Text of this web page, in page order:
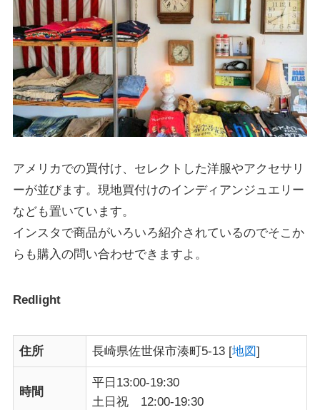
アメリカでの買付け、セレクトした洋服やアクセサリ
ーが並びます。現地買付けのインディアンジュエリー
なども置いています。
インスタで商品がいろいろ紹介されているのでそこか
らも購入の問い合わせできますよ。
Redlight
住所 長崎県佐世保市湊町5-13 [地図]
時間
平日13:00-19:30
土日祝 12:00-19:30